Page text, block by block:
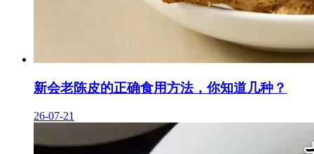
新会老陈皮的正确食用方法，你知道几种？
26-07-21